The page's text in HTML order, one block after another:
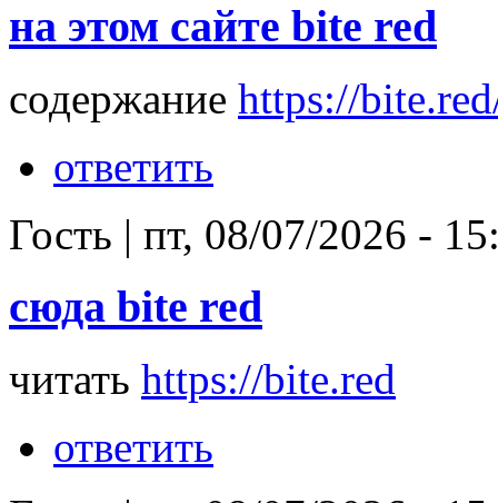
на этом сайте bite red
содержание https://
ответить
Гость | пт, 08/07/2026 -
сюда bite red
читать https://bite.red
ответить